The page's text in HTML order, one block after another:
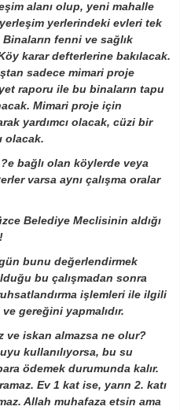
alanı olup, yeni mahalle
yerlerindeki evleri tek
fenni ve sağlık
karar defterlerine bakılacak.
sadece mimari proje
raporu ile bu binaların tapu
Mimari proje için
yardımcı olacak, cüzi bir
olacak.
bağlı olan köylerde veya
varsa aynı çalışma oralar
Belediye Meclisinin aldığı
bunu değerlendirmek
bu çalışmadan sonra
işlemleri ile ilgili
gereğini yapmalıdır.
ve iskan almazsa ne olur?
kullanılıyorsa, bu su
ödemek durumunda kalır.
Ev 1 kat ise, yarın 2. katı
Allah muhafaza etsin ama